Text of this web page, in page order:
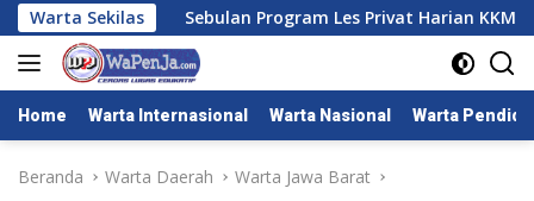
Langsung
ke
konten
Warta SekilasSebulan Program Les Privat Harian KKM
Home Warta Internasional Warta Nasional Warta
Beranda Warta Daerah Warta Jawa Barat